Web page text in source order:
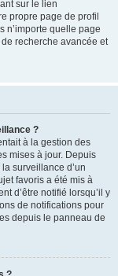
sur le lien
propre page de profil
n’importe quelle page
recherche avancée et
?
à la gestion des
mises à jour. Depuis
surveillance d’un
favoris a été mis à
d’être notifié lorsqu’il y
de notifications pour
depuis le panneau de